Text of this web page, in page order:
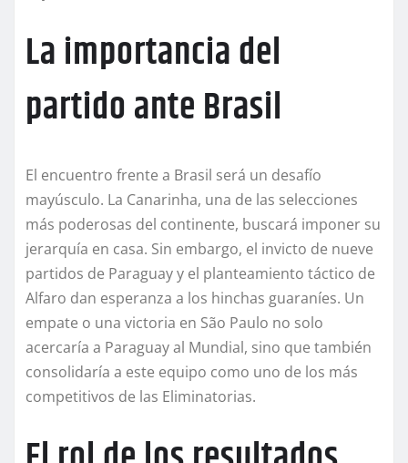
La importancia del
partido ante Brasil
El encuentro frente a Brasil será un desafío
mayúsculo. La Canarinha, una de las selecciones
más poderosas del continente, buscará imponer su
jerarquía en casa. Sin embargo, el invicto de nueve
partidos de Paraguay y el planteamiento táctico de
Alfaro dan esperanza a los hinchas guaraníes. Un
empate o una victoria en São Paulo no solo
acercaría a Paraguay al Mundial, sino que también
consolidaría a este equipo como uno de los más
competitivos de las Eliminatorias.